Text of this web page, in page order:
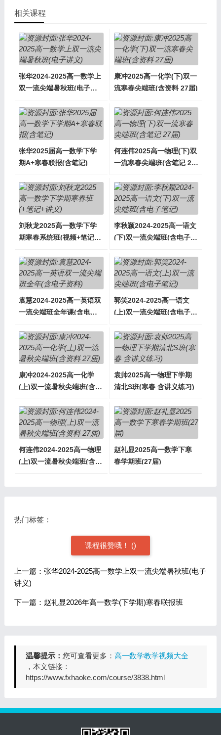
相关课程
张华2024-2025高一数学上
双一流尖端暑秋班(电子讲
康冲2025高一化学(下)双一
流寒春尖端班(含资料 27届)
张华2025届高一数学下学
期A+寒春联报(含笔记)
何连伟2025高一物理(下)双
一流寒春尖端班(含笔记 27
刘秋龙2025高一数学下学
期寒春系统班(视频+笔记
李秋颖2024-2025高一语文
(下)双一流尖端班(含电子笔
袁慧2024-2025高一英语双
一流尖端班全年课(含电子
郭笑2024-2025高一语文
(上)双一流尖端班(含电子笔
康冲2024-2025高一化学
(上)双一流暑秋尖端班(含资
袁帅2025高一物理下学期
清北S班(寒春 含讲义练习)
何连伟2024-2025高一物理
(上)双一流暑秋尖端班(含资
赵礼显2025高一数学下寒
春学期班(27届)
热门标签：
课程很赞哦！ ()
上一篇：张华2024-2025高一数学上双一流尖端暑秋班(电子
讲义)
下一篇：赵礼显2026年高一数学(下学期)寒春联报班
温馨提示： 您可查看更多： 高一数学教学视频大全
，本文链接：
https://www.fxhaoke.com/course/3838.html